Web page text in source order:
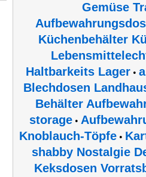
Gemüse
Küchenbehälter
Haltbarkeits Lager•
Blechdosen
Behälter
storage•
Knoblauch-Töpfe •
shabby Nostalgie
Keksdosen